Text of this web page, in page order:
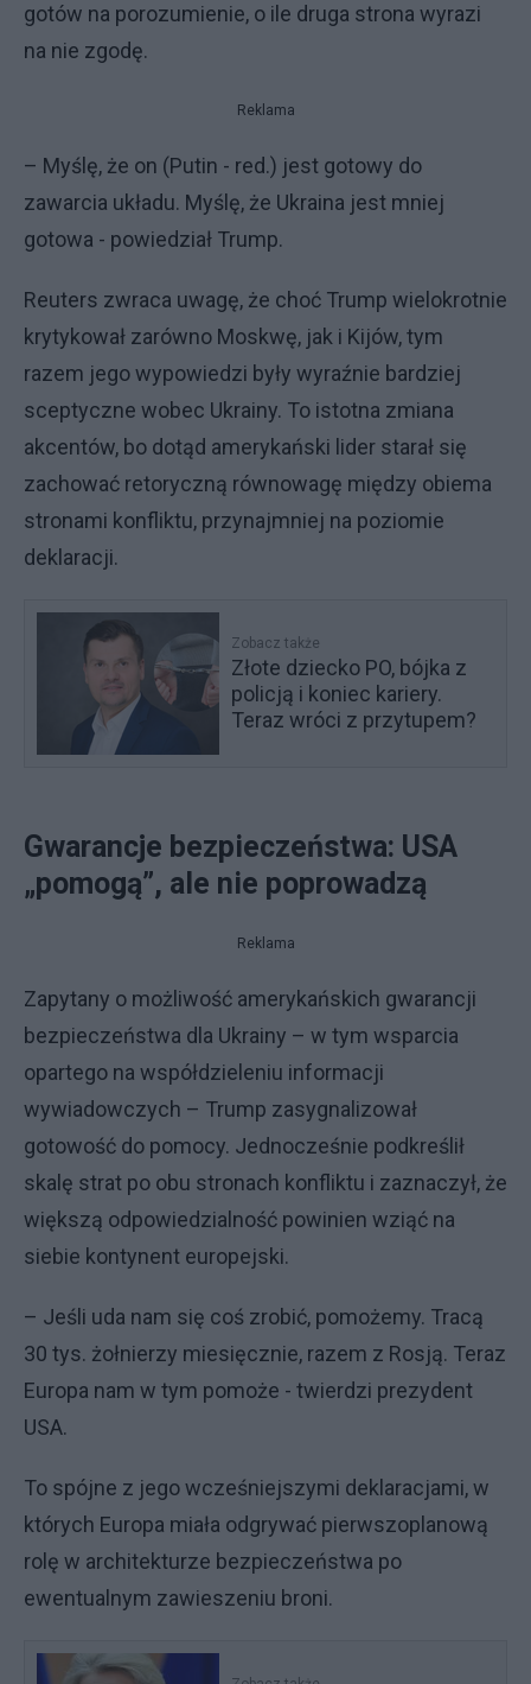
gotów na porozumienie, o ile druga strona wyrazi
na nie zgodę.
Reklama
– Myślę, że on (Putin - red.) jest gotowy do
zawarcia układu. Myślę, że Ukraina jest mniej
gotowa - powiedział Trump.
Reuters zwraca uwagę, że choć Trump wielokrotnie
krytykował zarówno Moskwę, jak i Kijów, tym
razem jego wypowiedzi były wyraźnie bardziej
sceptyczne wobec Ukrainy. To istotna zmiana
akcentów, bo dotąd amerykański lider starał się
zachować retoryczną równowagę między obiema
stronami konfliktu, przynajmniej na poziomie
deklaracji.
Zobacz także
Złote dziecko PO, bójka z
policją i koniec kariery.
Teraz wróci z przytupem?
Gwarancje bezpieczeństwa: USA
„pomogą”, ale nie poprowadzą
Reklama
Zapytany o możliwość amerykańskich gwarancji
bezpieczeństwa dla Ukrainy – w tym wsparcia
opartego na współdzieleniu informacji
wywiadowczych – Trump zasygnalizował
gotowość do pomocy. Jednocześnie podkreślił
skalę strat po obu stronach konfliktu i zaznaczył, że
większą odpowiedzialność powinien wziąć na
siebie kontynent europejski.
– Jeśli uda nam się coś zrobić, pomożemy. Tracą
30 tys. żołnierzy miesięcznie, razem z Rosją. Teraz
Europa nam w tym pomoże - twierdzi prezydent
USA.
To spójne z jego wcześniejszymi deklaracjami, w
których Europa miała odgrywać pierwszoplanową
rolę w architekturze bezpieczeństwa po
ewentualnym zawieszeniu broni.